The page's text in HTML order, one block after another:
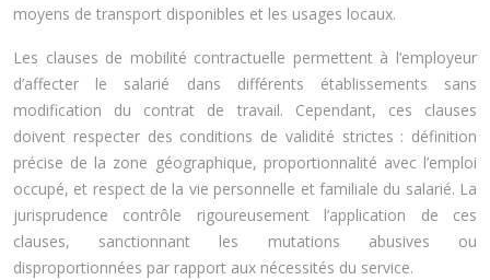
moyens de transport disponibles et les usages locaux.
Les clauses de mobilité contractuelle permettent à l’employeur
d’affecter le salarié dans différents établissements sans
modification du contrat de travail. Cependant, ces clauses
doivent respecter des conditions de validité strictes : définition
précise de la zone géographique, proportionnalité avec l’emploi
occupé, et respect de la vie personnelle et familiale du salarié. La
jurisprudence contrôle rigoureusement l’application de ces
clauses, sanctionnant les mutations abusives ou
disproportionnées par rapport aux nécessités du service.